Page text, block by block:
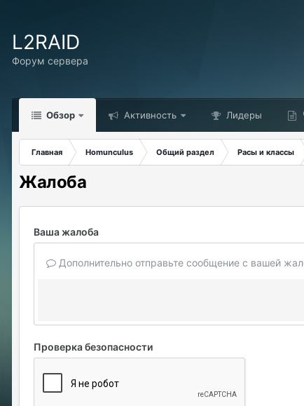
L2RAID
Форум сервера
Обзор Активность Лидеры
Главная Homunculus Общий раздел Расы и классы
Жалоба
Ваша жалоба
Дополнительно отправьте сообщение с вашей
Проверка безопасности